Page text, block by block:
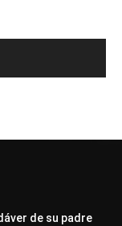
de su padre